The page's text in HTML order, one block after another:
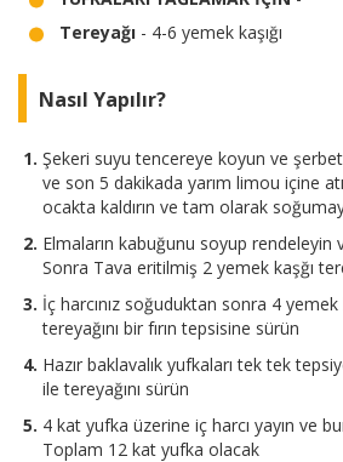
Tereyağı - 4-6 yemek kaşığı
Nasıl Yapılır?
Şekeri suyu tencereye koyun ve
ve son 5 dakikada yarım limou içine
ocakta kaldırın ve tam olarak
Elmaların kabuğunu soyup rendeleyin
Sonra Tava eritilmiş 2 yemek kaşğı
İç harcınız soğuduktan sonra 4 yemek
tereyağını bir fırın tepsisine sürün
Hazır baklavalık yufkaları tek tek
ile tereyağını sürün
4 kat yufka üzerine iç harcı yayın ve
Toplam 12 kat yufka olacak